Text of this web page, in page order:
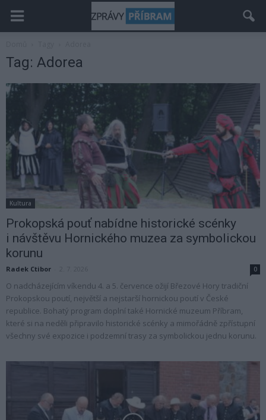
Tag: Adorea
Kultura
Prokopská pouť nabídne historické scénky
i návštěvu Hornického muzea za symbolickou
korunu
Radek Ctibor 0
O nadcházejícím víkendu 4. a 5. července ožijí Březové Hory tradiční
Prokopskou poutí, největší a nejstarší hornickou poutí v České
republice. Bohatý program doplní také Hornické muzeum Příbram,
které si na neděli připravilo historické scénky a mimořádně zpřístupní
všechny své expozice i podzemní trasy za symbolickou jednu korunu.